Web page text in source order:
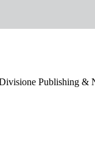
Publishing &